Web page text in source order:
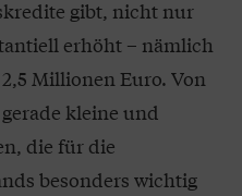
gibt, nicht nur
erhöht – nämlich
Millionen Euro. Von
kleine und
die für die
besonders wichtig